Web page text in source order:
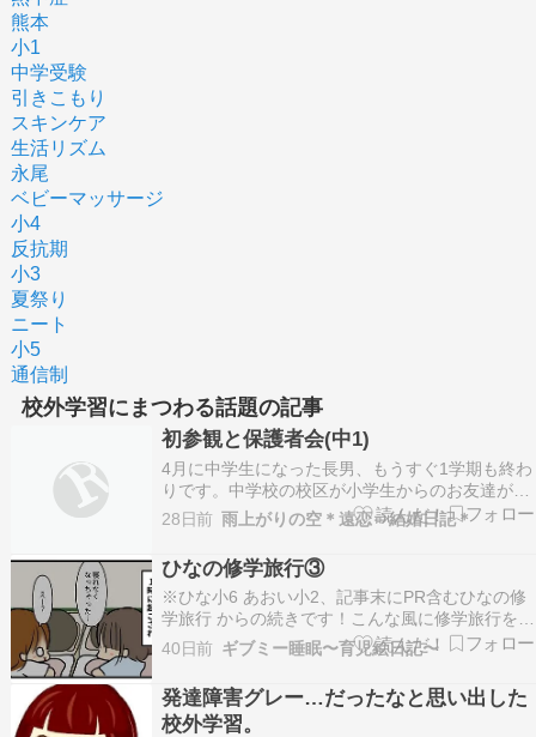
熊本
小1
中学受験
引きこもり
スキンケア
生活リズム
永尾
ベビーマッサージ
小4
反抗期
小3
夏祭り
ニート
小5
通信制
校外学習にまつわる話題の記事
初参観と保護者会(中1)
4月に中学生になった長男、もうすぐ1学期も終わ
りです。中学校の校区が小学生からのお友達がほ
ぼいない場所。あまり人付き合いの上手なタイプ
ではなく心配していましたが、それなりにお友達
も増えてきて部活も楽しそうに参加しています。
1学期は校外学習があって班で行動したり、日常
生活ではとに…
28日前 雨上がりの空＊遠恋⇒結婚日記＊
ひなの修学旅行③
※ひな小6 あおい小2、記事末にPR含むひなの修
学旅行 からの続きです！こんな風に修学旅行を楽
しんできたひなでした(*´∇｀*)「もう1回行きた
い！」って思えるくらい、楽しかったんだねぇ(*
´∇｀*)5年生のときの校外学習も楽しかった！ た
くさん思い出作れたね！＊＊＊いつもブログ…
40日前 ギブミー睡眠〜育児絵日記〜
発達障害グレー…だったなと思い出した
校外学習。